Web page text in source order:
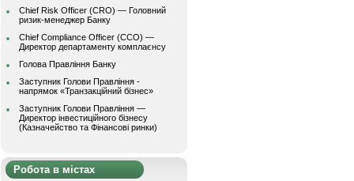
Chief Risk Officer (CRO) — Головний
ризик-менеджер Банку
Chief Compliance Officer (CCO) —
Директор департаменту комплаєнсу
Голова Правління Банку
Заступник Голови Правління -
напрямок «Транзакційний бізнес»
Заступник Голови Правління —
Директор інвестиційного бізнесу
(Казначейство та Фінансові ринки)
Робота в містах